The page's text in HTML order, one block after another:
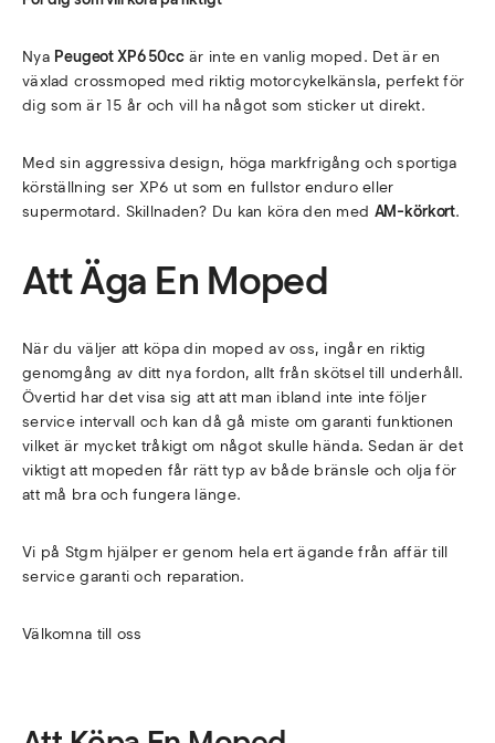
Nya Peugeot XP6 50ccär inte en vanlig moped. Det är en
växlad crossmoped med riktig motorcykelkänsla, perfekt för
dig som är 15 år och vill ha något som sticker ut direkt.
Med sin aggressiva design, höga markfrigång och sportiga
körställning ser XP6 ut som en fullstor enduro eller
supermotard. Skillnaden? Du kan köra den med AM-körkort.
Att Äga En Moped
När du väljer att köpa din moped av oss, ingår en riktig
genomgång av ditt nya fordon, allt från skötsel till underhåll.
Övertid har det visa sig att att man ibland inte inte följer
service intervall och kan då gå miste om garanti funktionen
vilket är mycket tråkigt om något skulle hända. Sedan är det
viktigt att mopeden får rätt typ av både bränsle och olja för
att må bra och fungera länge.
Vi på Stgm hjälper er genom hela ert ägande från affär till
service garanti och reparation.
Välkomna till oss